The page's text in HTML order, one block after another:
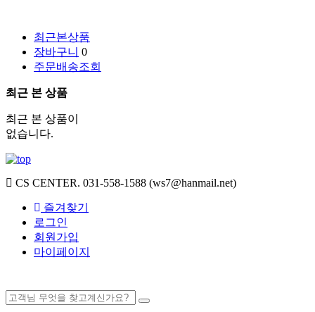
최근본상품
장바구니 0
주문배송조회
최근 본 상품
최근 본 상품이
없습니다.
CS CENTER. 031-558-1588 (ws7@hanmail.net)
즐겨찾기
로그인
회원가입
마이페이지